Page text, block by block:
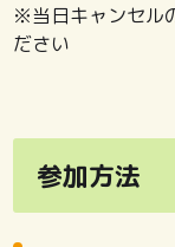
※当日キャンセル
ださい
参加方法